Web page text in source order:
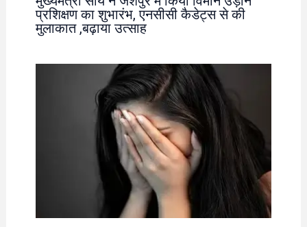
प्रशिक्षण का शुभारंभ, एनसीसी कैडेट्स से की
मुलाकात ,बढ़ाया उत्साह